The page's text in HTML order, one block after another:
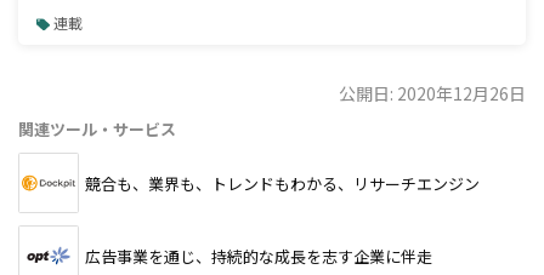
連載
公開日: 2020年12月26日
関連ツール・サービス
競合も、業界も、トレンドもわかる、リサーチエンジン
広告事業を通じ、持続的な成長を志す企業に伴走